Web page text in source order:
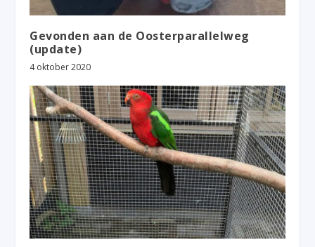
Gevonden aan de Oosterparallelweg
(update)
4 oktober 2020